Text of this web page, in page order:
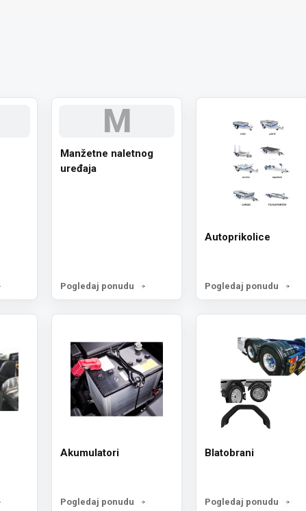
M
Manžetne naletnog
uređaja
Pogledaj ponudu
Autoprikolice
Pogledaj ponudu
Akumulatori
Pogledaj ponudu
Blatobrani
Pogledaj ponudu